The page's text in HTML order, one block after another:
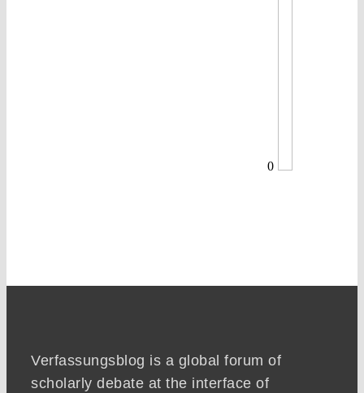
0
Verfassungsblog is a global forum of
scholarly debate at the interface of